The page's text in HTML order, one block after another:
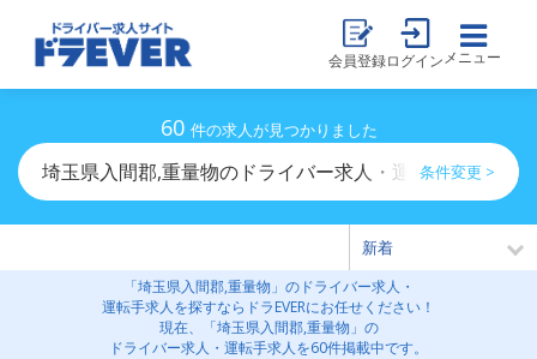
会員登録ログイン メニュー
60 件の求人が見つかりました
埼玉県入間郡,重量物のドライバー求人・運転手求人一覧
条件変更 >
「埼玉県入間郡,重量物」のドライバー求人・
運転手求人を探すならドラEVERにお任せください！
現在、「埼玉県入間郡,重量物」の
ドライバー求人・運転手求人を60件掲載中です。